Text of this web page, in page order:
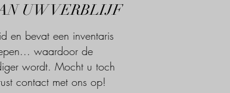
UW VERBLIJF
en bevat een inventaris
waardoor de
wordt. Mocht u toch
contact met ons op!